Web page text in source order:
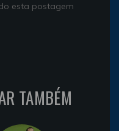
esta postagem
TAMBÉM